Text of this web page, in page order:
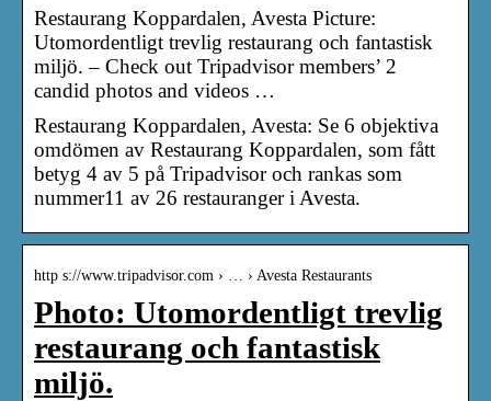
Restaurang Koppardalen, Avesta Picture:
Utomordentligt trevlig restaurang och fantastisk
miljö. – Check out Tripadvisor members’ 2
candid photos and videos …
Restaurang Koppardalen, Avesta: Se 6 objektiva
omdömen av Restaurang Koppardalen, som fått
betyg 4 av 5 på Tripadvisor och rankas som
nummer11 av 26 restauranger i Avesta.
http s://www.tripadvisor.com › … › Avesta Restaurants
Photo: Utomordentligt trevlig
restaurang och fantastisk
miljö.